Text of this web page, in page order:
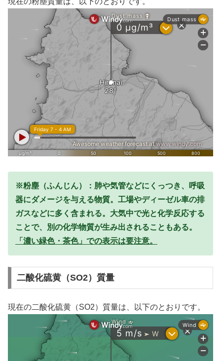
※粉塵（ふんじん）：肺や気管などにくっつき、呼吸
器にダメージを与える物質。工場やディーゼル車の排
ガスなどに多く含まれる。大気中で光と化学反応する
ことで、別の化学物質が生み出されることもある。
「濃い緑色・茶色」での表示は要注意。
二酸化硫黄（SO2）質量
現在の二酸化硫黄（SO2）質量は、以下のとおりです。